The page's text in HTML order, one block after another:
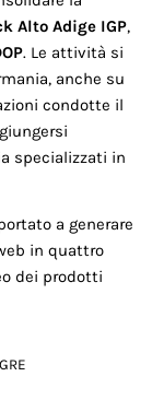
Alto Adige IGP,
. Le attività si
anche su
condotte il
specializzati in
a generare
in quattro
dei prodotti